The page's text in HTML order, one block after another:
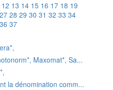
12 13 14 15 16 17 18 19
27 28 29 30 31 32 33 34
36 37
Maxomat*, Sa...
la dénomination comm...